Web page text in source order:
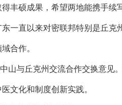
丰硕成果，希望两地能携手
一直以来对密联邦特别是丘
合作。
与丘克州交流合作交换意见
文化和制度创新实践。